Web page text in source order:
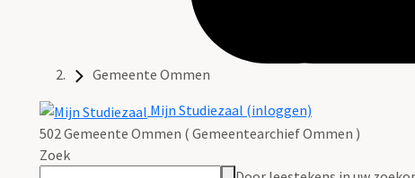
Gemeente Ommen
Mijn Studiezaal (inloggen)
502 Gemeente Ommen ( Gemeentearchief Ommen )
Zoek